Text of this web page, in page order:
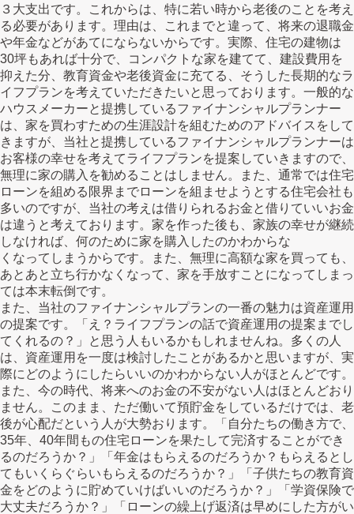
３大支出です。これからは、特に若い時から老後のことを考え
る必要があります。理由は、これまでと違って、将来の退職金
や年金などがあてにならないからです。実際、住宅の建物は
30坪もあれば十分で、コンパクトな家を建てて、建設費用を
抑えた分、教育資金や老後資金に充てる、そうした長期的なラ
イフプランを考えていただきたいと思っております。一般的な
ハウスメーカーと提携しているファイナンシャルプランナー
は、家を買わすための生涯設計を組むためのアドバイスをして
きますが、当社と提携しているファイナンシャルプランナーは
お客様の幸せを考えてライフプランを提案していきますので、
無理に家の購入を勧めることはしません。また、通常では住宅
ローンを組める限界までローンを組ませようとする住宅会社も
多いのですが、当社の考えは借りられるお金と借りていいお金
は違うと考えております。家を作った後も、家族の幸せが継続
しなければ、何のために家を購入したのかわからな
くなってしまうからです。また、無理に高額な家を買っても、
あとあと立ち行かなくなって、家を手放すことになってしまっ
ては本末転倒です。
また、当社のファイナンシャルプランの一番の魅力は資産運用
の提案です。「え？ライフプランの話で資産運用の提案までし
てくれるの？」と思う人もいるかもしれませんね。多くの人
は、資産運用を一度は検討したことがあるかと思いますが、実
際にどのようにしたらいいのかわからない人がほとんどです。
また、今の時代、将来へのお金の不安がない人はほとんどおり
ません。このまま、ただ働いて預貯金をしているだけでは、老
後が心配だという人が大勢おります。「自分たちの働き方で、
35年、40年間もの住宅ローンを果たして完済することができ
るのだろうか？」「年金はもらえるのだろうか？もらえるとし
てもいくらぐらいもらえるのだろうか？」「子供たちの教育資
金をどのように貯めていけばいいのだろうか？」「学資保険で
大丈夫だろうか？」「ローンの繰上げ返済は早めにした方がい